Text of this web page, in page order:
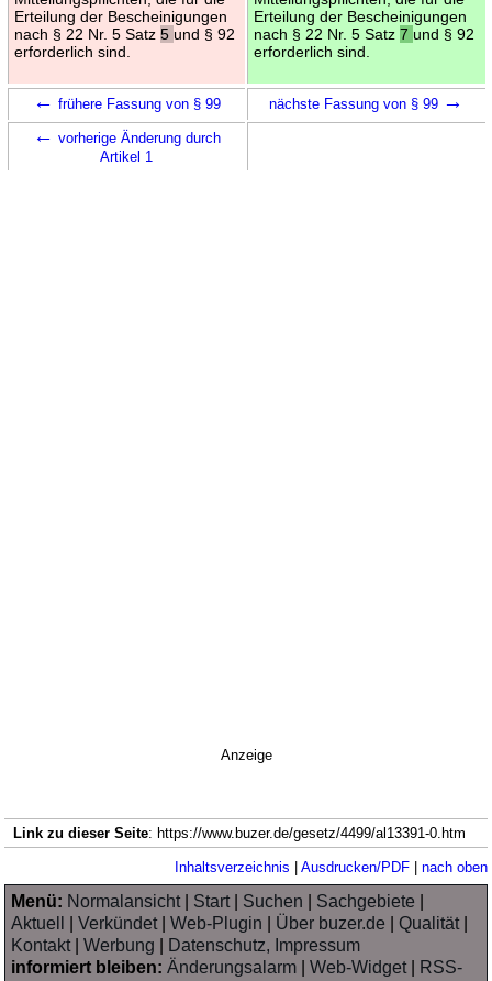
Erteilung der Bescheinigungen
nach § 22 Nr. 5 Satz 5 und § 92
erforderlich sind.
Erteilung der Bescheinigungen
nach § 22 Nr. 5 Satz 7 und § 92
erforderlich sind.
← frühere Fassung von § 99 nächste Fassung von § 99 →
← vorherige Änderung durch
Artikel 1
Anzeige
Link zu dieser Seite: https://www.buzer.de/gesetz/4499/al13391-0.htm
Inhaltsverzeichnis | Ausdrucken/PDF| nach oben
Menü: Normalansicht| Start| Suchen Sachgebiete
Aktuell
|Verkündet|Web-Plugin Über buzer.de |Qualität|
Kontakt|Werbung
Datenschutz, Impressum
informiert bleiben: Änderungsalarm |Web-Widget|
RSS-